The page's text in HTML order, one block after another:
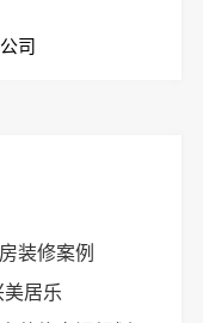
司
装修案例
居乐